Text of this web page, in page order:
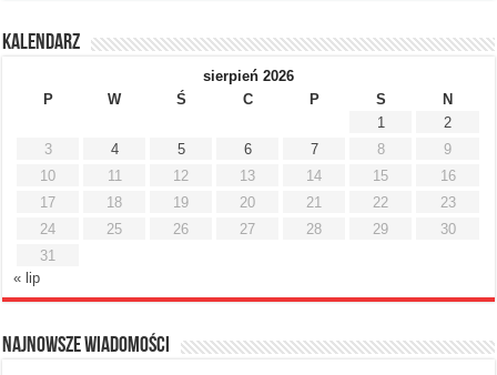
Kalendarz
sierpień 2026
P
W Ś C P S
N
1
2
3
4 5 6 7 8
9
10
11 12 13 14 15
16
17
18 19 20 21 22
23
24
25 26 27 28 29
30
31
« lip
Najnowsze Wiadomości